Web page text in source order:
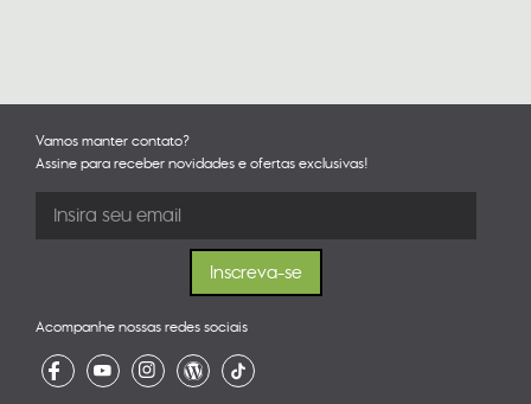
Vamos manter contato?
Assine para receber novidades e ofertas exclusivas!
Acompanhe nossas redes sociais